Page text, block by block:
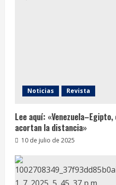
Noticias Revista
Lee aquí:
acortan la distancia»
10 de julio de 2025